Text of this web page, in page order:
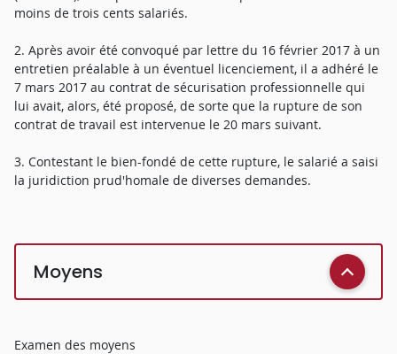
moins de trois cents salariés.
2. Après avoir été convoqué par lettre du 16 février 2017 à un
entretien préalable à un éventuel licenciement, il a adhéré le
7 mars 2017 au contrat de sécurisation professionnelle qui
lui avait, alors, été proposé, de sorte que la rupture de son
contrat de travail est intervenue le 20 mars suivant.
3. Contestant le bien-fondé de cette rupture, le salarié a saisi
la juridiction prud'homale de diverses demandes.
Moyens
Examen des moyens